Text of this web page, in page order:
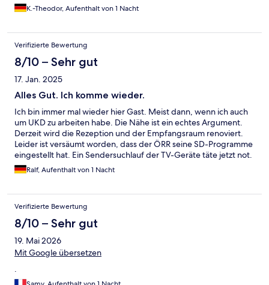
K.-Theodor, Aufenthalt von 1 Nacht
Verifizierte Bewertung
8/10 – Sehr gut
17. Jan. 2025
Alles Gut. Ich komme wieder.
Ich bin immer mal wieder hier Gast. Meist dann, wenn ich auch
um UKD zu arbeiten habe. Die Nähe ist ein echtes Argument.
Derzeit wird die Rezeption und der Empfangsraum renoviert.
Leider ist versäumt worden, dass der ÖRR seine SD-Programme
eingestellt hat. Ein Sendersuchlauf der TV-Geräte täte jetzt not.
Das Menü dazu ist für Gäste gesperrt. Mich hat es nicht wirklich
gestört, da ich nur eine Nacht dort war.
Ralf, Aufenthalt von 1 Nacht
Verifizierte Bewertung
8/10 – Sehr gut
19. Mai 2026
Mit Google übersetzen
.